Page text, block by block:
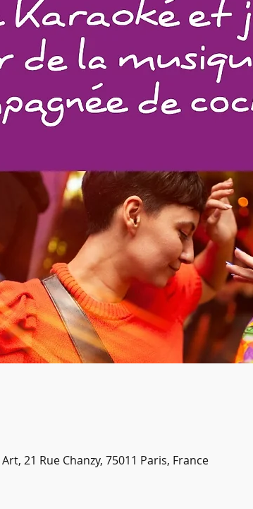
21 Rue Chanzy, 75011 Paris, France